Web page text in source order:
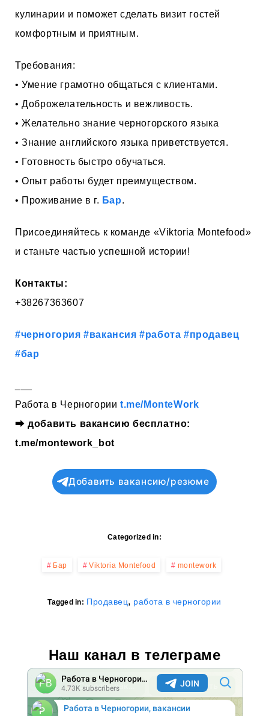
кулинарии и поможет сделать визит гостей
комфортным и приятным.
Требования:
• Умение грамотно общаться с клиентами.
• Доброжелательность и вежливость.
• Желательно знание черногорского языка
• Знание английского языка приветствуется.
• Готовность быстро обучаться.
• Опыт работы будет преимуществом.
• Проживание в г. Бар.
Присоединяйтесь к команде «Viktoria Montefood»
и станьте частью успешной истории!
Контакты:
+38267363607
#черногория #вакансия #работа #продавец
#бар
Работа в Черногории t.me/MonteWork
⮕добавить вакансию бесплатно:
t.me/montework_bot
Добавить вакансию/резюме
Categorized in:
Бар Viktoria Montefood montework
Tagged in: Продавец, работа в черногории
Наш канал в телеграме